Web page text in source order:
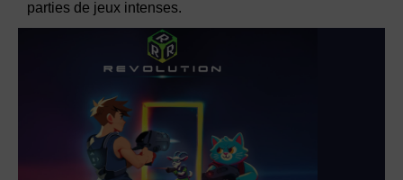
parties de jeux intenses.